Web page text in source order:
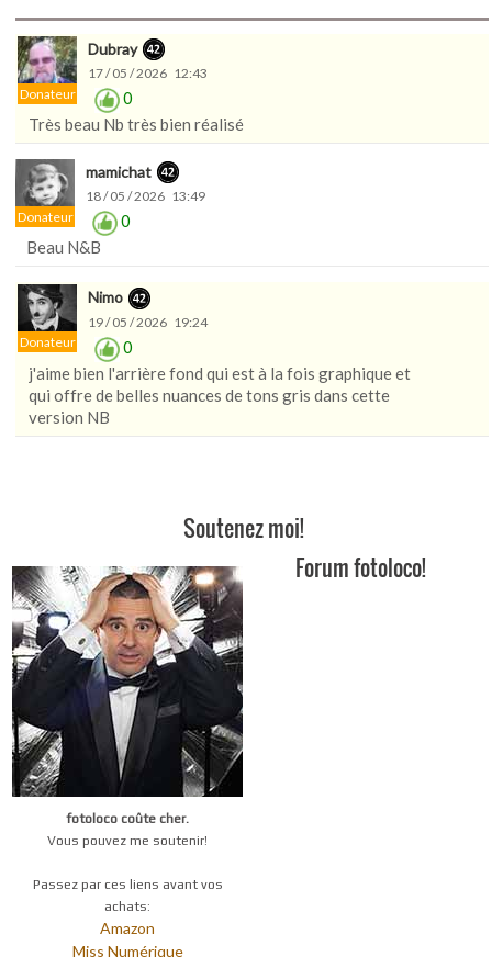
Donateur
Dubray
17 / 05 / 2026 12:43
0
Très beau Nb très bien réalisé
Donateur
mamichat
18 / 05 / 2026 13:49
0
Beau N&B
Donateur
Nimo
19 / 05 / 2026 19:24
0
j'aime bien l'arrière fond qui est à la fois graphique et
qui offre de belles nuances de tons gris dans cette
version NB
Soutenez moi!
fotoloco coûte cher.
Vous pouvez me soutenir!
Passez par ces liens avant vos
achats:
Amazon
Miss Numérique
Forum fotoloco!